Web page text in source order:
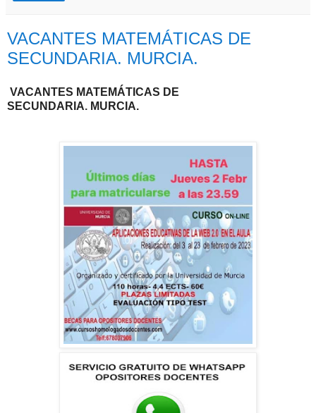
VACANTES MATEMÁTICAS DE
SECUNDARIA. MURCIA.
VACANTES MATEMÁTICAS DE
SECUNDARIA. MURCIA.